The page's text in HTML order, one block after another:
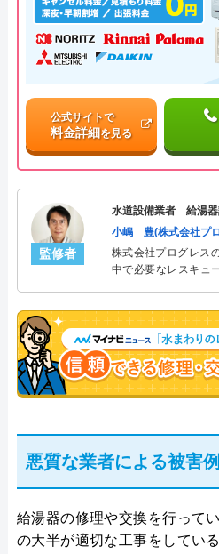
公式サイトで
料金詳細を見る
監修者
水道設備業者 給湯器
小嶋 豊(株式会社プ
株式会社プログレス
中で必要なレスキュ
決。多くのお客様に
ャリスト。
悪質な業者による被害
給湯器の修理や交換を行って
の大半が適切な工事をしてい